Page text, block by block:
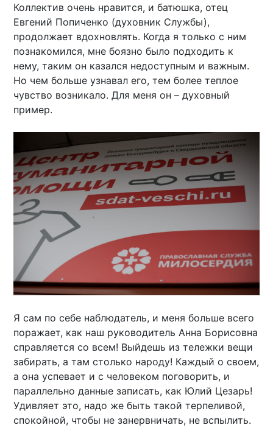
Коллектив очень нравится, и батюшка, отец
Евгений Попиченко (духовник Службы),
продолжает вдохновлять. Когда я только с ним
познакомился, мне боязно было подходить к
нему, таким он казался недоступным и важным.
Но чем больше узнавал его, тем более теплое
чувство возникало. Для меня он – духовный
пример.
Я сам по себе наблюдатель, и меня больше всего
поражает, как наш руководитель Анна Борисовна
справляется со всем! Выйдешь из тележки вещи
забирать, а там столько народу! Каждый о своем,
а она успевает и с человеком поговорить, и
параллельно данные записать, как Юлий Цезарь!
Удивляет это, надо же быть такой терпеливой,
спокойной, чтобы не занервничать, не вспылить.